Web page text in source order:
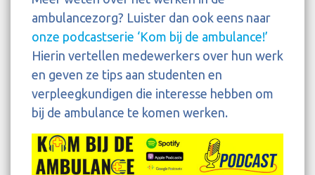
ambulancezorg? Luister dan ook eens naar
onze podcastserie ‘Kom bij de ambulance!’
Hierin vertellen medewerkers over hun werk
en geven ze tips aan studenten en
verpleegkundigen die interesse hebben om
bij de ambulance te komen werken.